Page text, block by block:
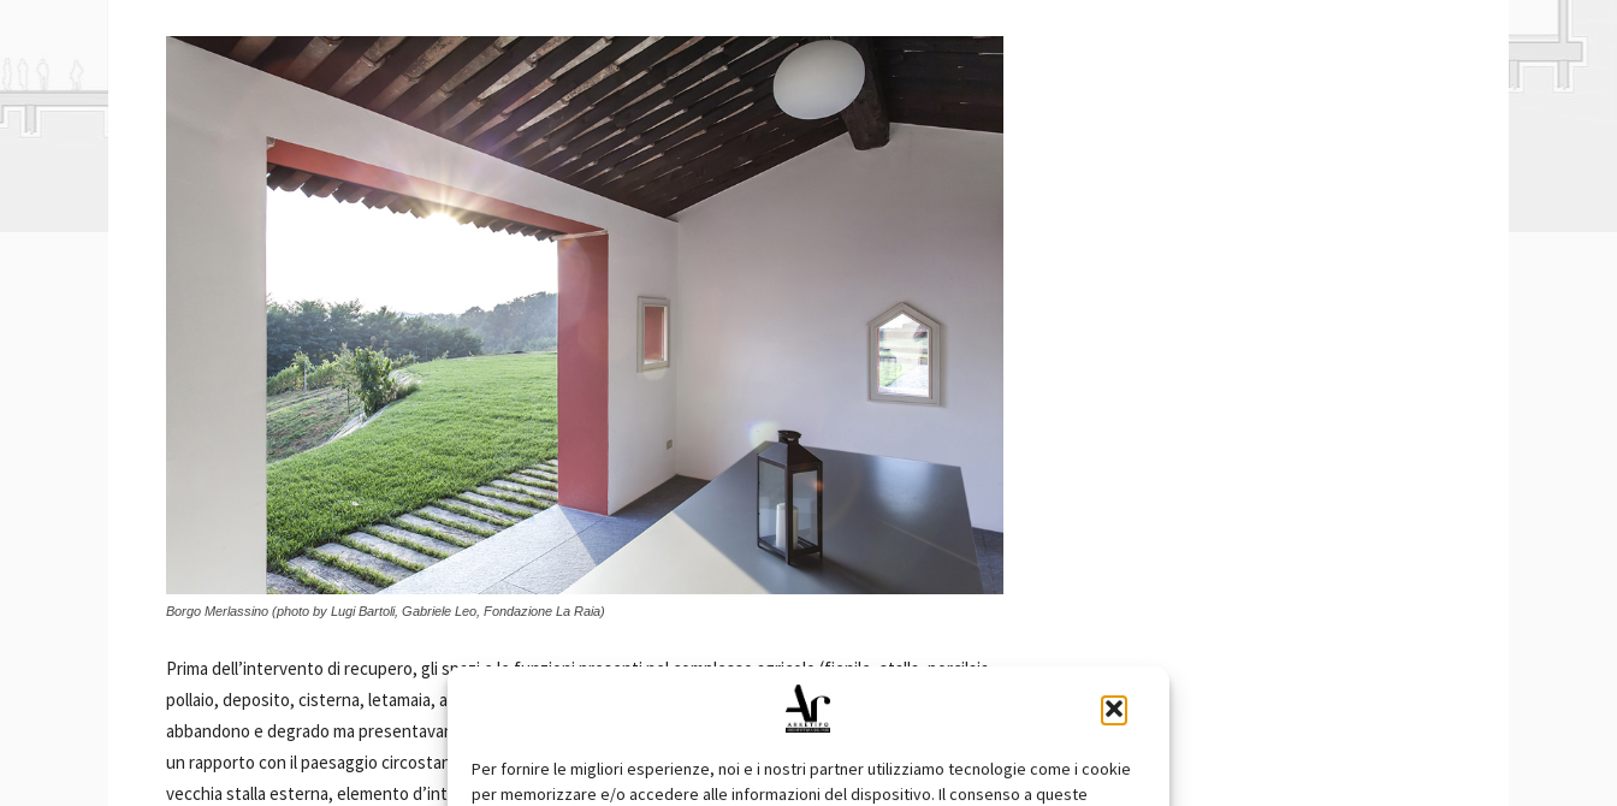
Per fornire le migliori esperienze, noi e i nostri partner utilizziamo tecnologie come i cookie
per memorizzare e/o accedere alle informazioni del dispositivo. Il consenso a queste
Borgo Merlassino (photo by Lugi Bartoli, Gabriele Leo, Fondazione La Raia)
Prima dell’intervento di recupero, gli spazi e le funzioni presenti nel complesso agricolo (fienile, stalla, porcilaia,
pollaio, deposito, cisterna, letamaia, aia, tettoia, residenza agricola) si trovavano in completo stato di
abbandono e degrado ma presentavano un elevato potenziale per il contesto in cui erano inseriti. Per ritrovare
un rapporto con il paesaggio circostante, lo studio deamicisarchitetti ha deciso prima di tutto di demolire la
vecchia stalla esterna, elemento d’interferenza con il panorama, ottenendoun’apertura visiva verso il